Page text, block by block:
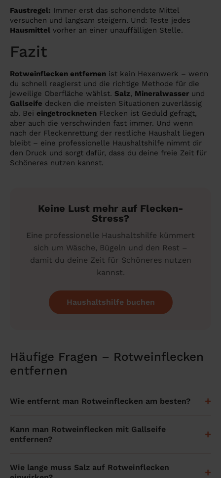
Faustregel: Immer erst das schonendste Mittel
versuchen und langsam steigern. Und: Teste jedes
Hausmittel vorher an einer unauffälligen Stelle.
Fazit
Rotweinflecken entfernen ist kein Hexenwerk – wenn
du schnell reagierst und die richtige Methode für die
jeweilige Oberfläche wählst. Salz, Mineralwasser und
Gallseife decken die meisten Situationen zuverlässig
ab. Bei eingetrockneten Flecken ist Geduld gefragt,
aber auch die verschwinden fast immer. Und wenn
nach der Fleckenrettung der restliche Haushalt liegen
bleibt – eine professionelle Haushaltshilfe nimmt dir
den Druck und sorgt dafür, dass du deine freie Zeit für
Schöneres nutzen kannst.
Keine Lust mehr auf Flecken-
Stress?
Eine professionelle Haushaltshilfe kümmert
sich um Wäsche, Bügeln und den Rest –
damit du deine Zeit für Schöneres nutzen
kannst.
Haushaltshilfe buchen
Häufige Fragen – Rotweinflecken
entfernen
Wie entfernt man Rotweinflecken am besten? +
ohne zu reiben. Behandle die Stelle je nach Oberfläche
und bei empfohlener Temperatur waschen. Je
Kann man Rotweinflecken mit Gallseife
entfernen?
+
gegen Rotweinflecken. Feuchte den Fleck an, reibe die
Wie lange muss Salz auf Rotweinflecken
+